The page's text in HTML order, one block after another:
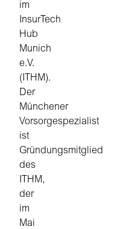
im
InsurTech
Hub
Munich
e.V.
(ITHM).
Der
Münchener
Vorsorgespezialist
ist
Gründungsmitglied
des
ITHM,
der
im
Mai